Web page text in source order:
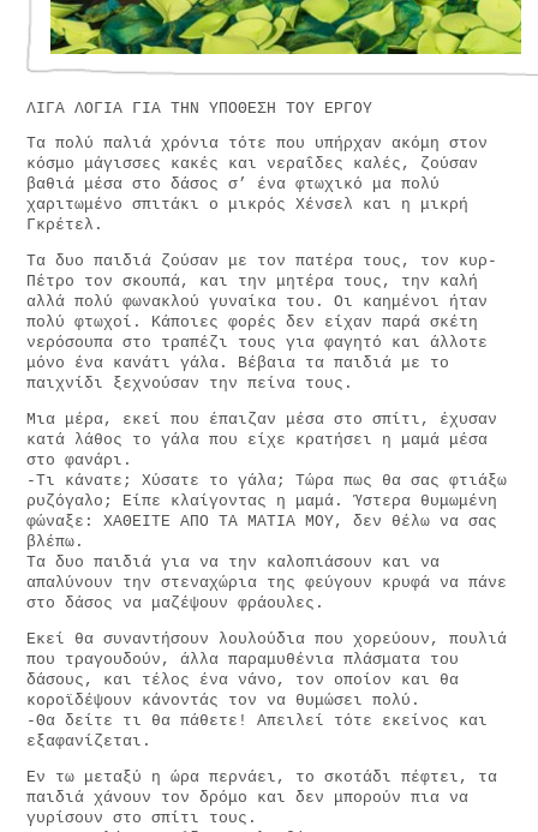
ΛΙΓΑ ΛΟΓΙΑ ΓΙΑ ΤΗΝ ΥΠΟΘΕΣΗ ΤΟΥ ΕΡΓΟΥ
Τα πολύ παλιά χρόνια τότε που υπήρχαν ακόμη στον
κόσμο μάγισσες κακές και νεραΐδες καλές, ζούσαν
βαθιά μέσα στο δάσος σ’ ένα φτωχικό μα πολύ
χαριτωμένο σπιτάκι ο μικρός Χένσελ και η μικρή
Γκρέτελ.
Τα δυο παιδιά ζούσαν με τον πατέρα τους, τον κυρ-
Πέτρο τον σκουπά, και την μητέρα τους, την καλή
αλλά πολύ φωνακλού γυναίκα του. Οι καημένοι ήταν
πολύ φτωχοί. Κάποιες φορές δεν είχαν παρά σκέτη
νερόσουπα στο τραπέζι τους για φαγητό και άλλοτε
μόνο ένα κανάτι γάλα. Βέβαια τα παιδιά με το
παιχνίδι ξεχνούσαν την πείνα τους.
Μια μέρα, εκεί που έπαιζαν μέσα στο σπίτι, έχυσαν
κατά λάθος το γάλα που είχε κρατήσει η μαμά μέσα
στο φανάρι.
-Τι κάνατε; Χύσατε το γάλα; Τώρα πως θα σας φτιάξω
ρυζόγαλο; Είπε κλαίγοντας η μαμά. Ύστερα θυμωμένη
φώναξε: ΧΑΘΕΙΤΕ ΑΠΟ ΤΑ ΜΑΤΙΑ ΜΟΥ, δεν θέλω να σας
βλέπω.
Τα δυο παιδιά για να την καλοπιάσουν και να
απαλύνουν την στεναχώρια της φεύγουν κρυφά να πάνε
στο δάσος να μαζέψουν φράουλες.
Εκεί θα συναντήσουν λουλούδια που χορεύουν, πουλιά
που τραγουδούν, άλλα παραμυθένια πλάσματα του
δάσους, και τέλος ένα νάνο, τον οποίον και θα
κοροϊδέψουν κάνοντάς τον να θυμώσει πολύ.
-Θα δείτε τι θα πάθετε! Απειλεί τότε εκείνος και
εξαφανίζεται.
Εν τω μεταξύ η ώρα περνάει, το σκοτάδι πέφτει, τα
παιδιά χάνουν τον δρόμο και δεν μπορούν πια να
γυρίσουν στο σπίτι τους.